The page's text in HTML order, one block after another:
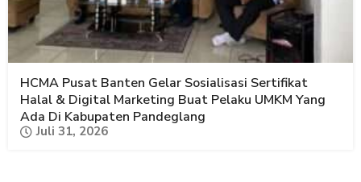
HCMA Pusat Banten Gelar Sosialisasi Sertifikat
Halal & Digital Marketing Buat Pelaku UMKM Yang
Ada Di Kabupaten Pandeglang
Juli 31, 2026